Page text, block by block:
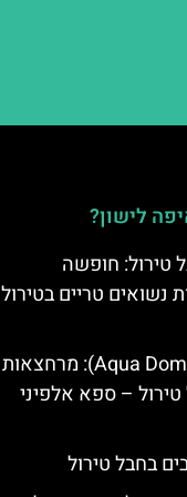
לישון?
טירול: חופשה
נשואים טריים בטירול
אקווה דום (Aqua Dome): מרחצאות
– ספא אלפיני